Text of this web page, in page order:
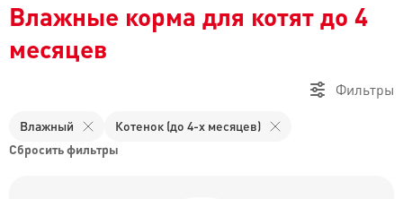
Влажные корма для котят до 4
месяцев
Фильтры
Влажный
Котенок (до 4-х месяцев)
Сбросить фильтры